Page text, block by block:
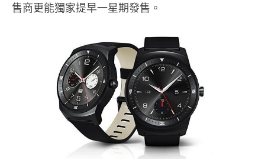
售商更能獨家提早一星期發售。